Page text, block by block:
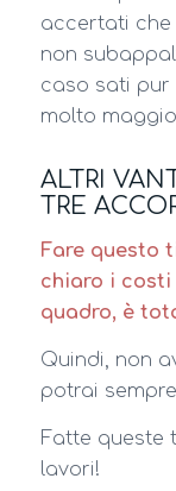
accertati che
non
caso sati pur
molto
ALTRI
TRE
Fare questo
chiaro i
quadro, è
Quindi, non
potrai
Fatte queste
lavori!